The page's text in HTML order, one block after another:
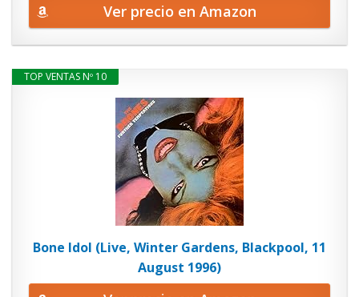
Ver precio en Amazon
TOP VENTAS Nº 10
Bone Idol (Live, Winter Gardens, Blackpool, 11
August 1996)